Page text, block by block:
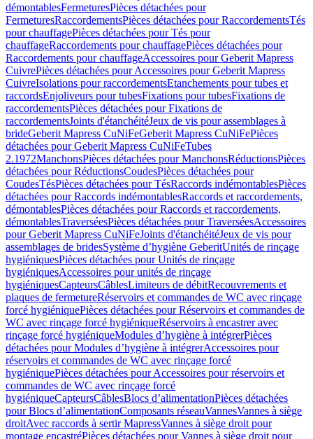
démontablesFermeturesPièces détachées pour
FermeturesRaccordementsPièces détachées pour RaccordementsTés
pour chauffagePièces détachées pour Tés pour
chauffageRaccordements pour chauffagePièces détachées pour
Raccordements pour chauffageAccessoires pour Geberit Mapress
CuivrePièces détachées pour Accessoires pour Geberit Mapress
CuivreIsolations pour raccordementsEtanchements pour tubes et
raccordsEnjoliveurs pour tubesFixations pour tubesFixations de
raccordementsPièces détachées pour Fixations de
raccordementsJoints d'étanchéitéJeux de vis pour assemblages à
brideGeberit Mapress CuNiFeGeberit Mapress CuNiFePièces
détachées pour Geberit Mapress CuNiFeTubes
2.1972ManchonsPièces détachées pour ManchonsRéductionsPièces
détachées pour RéductionsCoudesPièces détachées pour
CoudesTésPièces détachées pour TésRaccords indémontablesPièces
détachées pour Raccords indémontablesRaccords et raccordements,
démontablesPièces détachées pour Raccords et raccordements,
démontablesTraverséesPièces détachées pour TraverséesAccessoires
pour Geberit Mapress CuNiFeJoints d'étanchéitéJeux de vis pour
assemblages de bridesSystème d’hygiène GeberitUnités de rinçage
hygiéniquesPièces détachées pour Unités de rinçage
hygiéniquesAccessoires pour unités de rinçage
hygiéniquesCapteursCâblesLimiteurs de débitRecouvrements et
plaques de fermetureRéservoirs et commandes de WC avec rinçage
forcé hygiéniquePièces détachées pour Réservoirs et commandes de
WC avec rinçage forcé hygiéniqueRéservoirs à encastrer avec
rinçage forcé hygiéniqueModules d’hygiène à intégrerPièces
détachées pour Modules d’hygiène à intégrerAccessoires pour
réservoirs et commandes de WC avec rinçage forcé
hygiéniquePièces détachées pour Accessoires pour réservoirs et
commandes de WC avec rinçage forcé
hygiéniqueCapteursCâblesBlocs d’alimentationPièces détachées
pour Blocs d’alimentationComposants réseauVannesVannes à siège
droitAvec raccords à sertir MapressVannes à siège droit pour
montage encastréPièces détachées pour Vannes à siège droit pour